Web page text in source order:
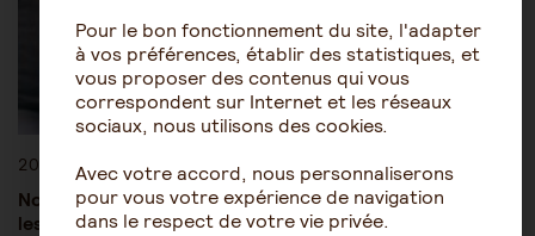
20 juillet 2026
Nouvelle loi sur les soins palliatifs : ce qui change pour
les proches aidants
Pour le bon fonctionnement du site, l'adapter
à vos préférences, établir des statistiques, et
vous proposer des contenus qui vous
correspondent sur Internet et les réseaux
sociaux, nous utilisons des cookies.
Avec votre accord, nous personnaliserons
pour vous votre expérience de navigation
dans le respect de votre vie privée.